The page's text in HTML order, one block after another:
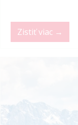
Zistiť viac →